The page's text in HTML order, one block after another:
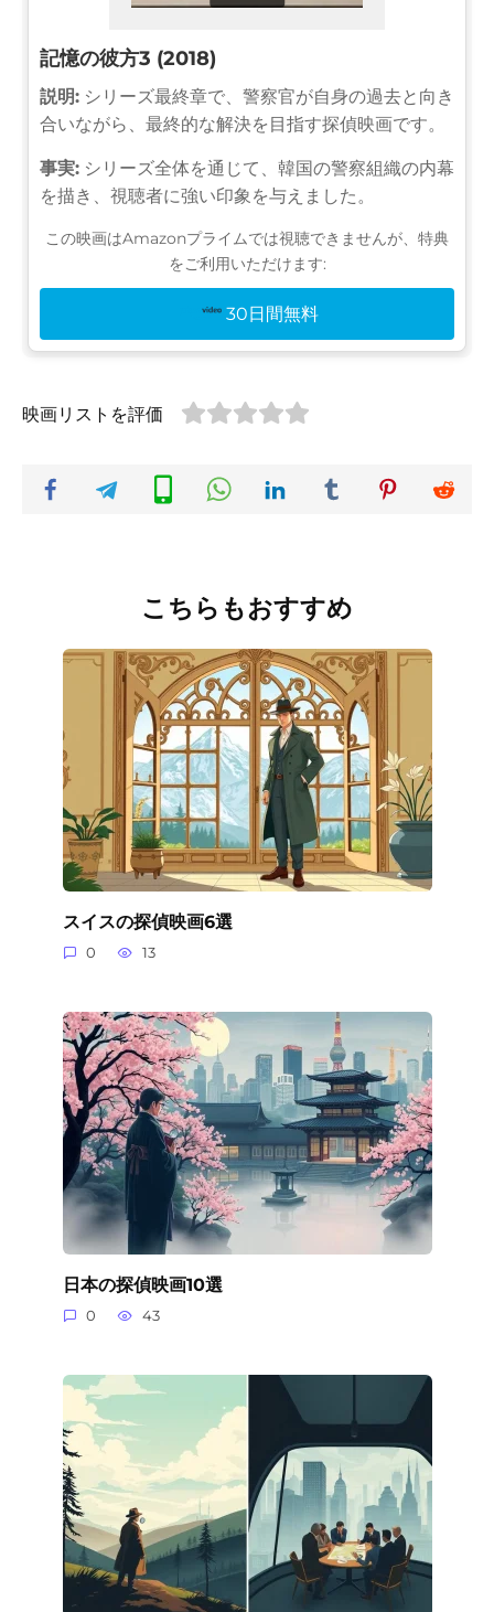
記憶の彼方3 (2018)
説明: シリーズ最終章で、警察官が自身の過去と向き
合いながら、最終的な解決を目指す探偵映画です。
事実: シリーズ全体を通じて、韓国の警察組織の内幕
を描き、視聴者に強い印象を与えました。
この映画はAmazonプライムでは視聴できませんが、特典
をご利用いただけます:
30日間無料
映画リストを評価
こちらもおすすめ
スイスの探偵映画6選
0 13
日本の探偵映画10選
0 43